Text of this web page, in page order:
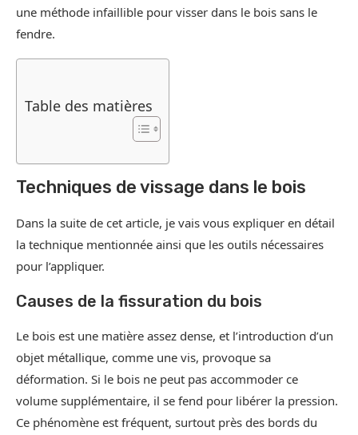
une méthode infaillible pour visser dans le bois sans le
fendre.
Table des matières
Techniques de vissage dans le bois
Dans la suite de cet article, je vais vous expliquer en détail
la technique mentionnée ainsi que les outils nécessaires
pour l’appliquer.
Causes de la fissuration du bois
Le bois est une matière assez dense, et l’introduction d’un
objet métallique, comme une vis, provoque sa
déformation. Si le bois ne peut pas accommoder ce
volume supplémentaire, il se fend pour libérer la pression.
Ce phénomène est fréquent, surtout près des bords du